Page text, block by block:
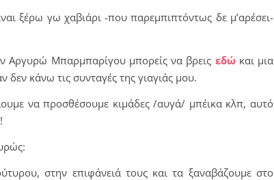
ξέρω γω χαβιάρι -που παρεμπιπτόντως δε μ’αρέσει-
Αργυρώ Μπαρμπαρίγου μπορείς να βρεις εδώ και μια
κάνω τις συνταγές της γιαγιάς μου.
να προσθέσουμε κιμάδες /αυγά/ μπέικα κλπ, αυτό
στην επιφάνειά τους και τα ξαναβάζουμε στο